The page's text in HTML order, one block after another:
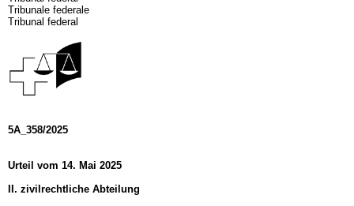
Tribunale federale
Tribunal federal
5A_358/2025
Urteil vom 14. Mai 2025
II. zivilrechtliche Abteilung